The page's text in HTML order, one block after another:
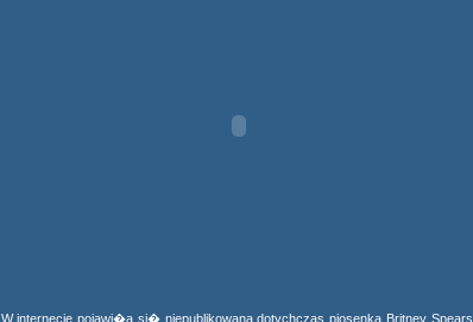
W internecie pojawi�a si� niepublikowana dotychczas piosenka Britney Spears,